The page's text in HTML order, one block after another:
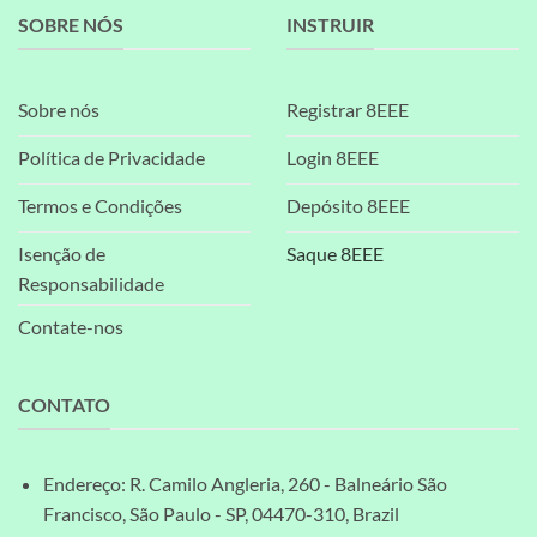
SOBRE NÓS
Sobre nós
Política de Privacidade
Termos e Condições
Isenção de
Responsabilidade
Contate-nos
INSTRUIR
Registrar 8EEE
Login 8EEE
Depósito 8EEE
Saque 8EEE
CONTATO
Endereço: R. Camilo Angleria, 260 - Balneário São
Francisco, São Paulo - SP, 04470-310, Brazil